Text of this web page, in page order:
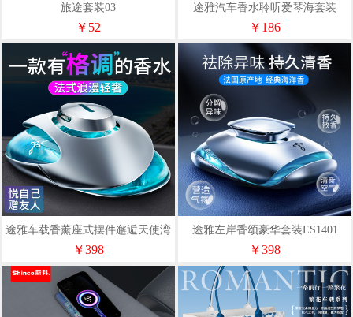
旅途套装03
￥52
途雅汽车香水聆听爱琴海套装
ES2001
￥186
途雅车载香薰座式摆件邂逅天使湾
豪华套装ES1701
￥398
途雅左岸香颂豪华套装ES1401
￥398